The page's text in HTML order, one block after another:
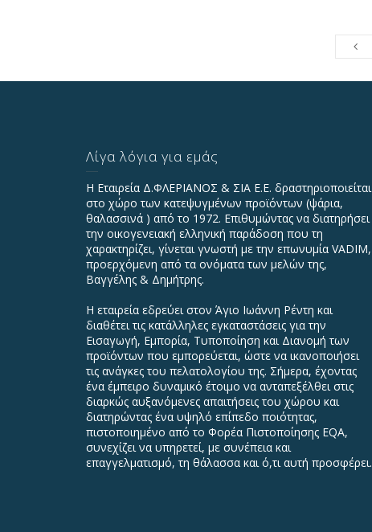
Λίγα λόγια για εμάς
Η Εταιρεία Δ.ΦΛΕΡΙΑΝΟΣ & ΣΙΑ Ε.Ε. δραστηριοποιείται
στο χώρο των κατεψυγμένων προϊόντων (ψάρια,
θαλασσινά ) από το 1972. Επιθυμώντας να διατηρήσει
την οικογενειακή ελληνική παράδοση που τη
χαρακτηρίζει, γίνεται γνωστή με την επωνυμία VADIΜ,
προερχόμενη από τα ονόματα των μελών της,
Βαγγέλης & Δημήτρης.
Η εταιρεία εδρεύει στον Άγιο Ιωάννη Ρέντη και
διαθέτει τις κατάλληλες εγκαταστάσεις για την
Εισαγωγή, Εμπορία, Τυποποίηση και Διανομή των
προϊόντων που εμπορεύεται, ώστε να ικανοποιήσει
τις ανάγκες του πελατολογίου της. Σήμερα, έχοντας
ένα έμπειρο δυναμικό έτοιμο να ανταπεξέλθει στις
διαρκώς αυξανόμενες απαιτήσεις του χώρου και
διατηρώντας ένα υψηλό επίπεδο ποιότητας,
πιστοποιημένο από το Φορέα Πιστοποίησης EQA,
συνεχίζει να υπηρετεί, με συνέπεια και
επαγγελματισμό, τη θάλασσα και ό,τι αυτή προσφέρει.